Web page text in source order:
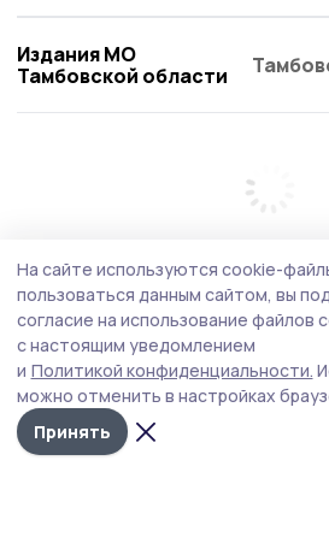
Издания МО
Тамбовской области
На сайте используются cookie-
пользоваться данным сайтом, вы
согласие на использование файлов
с настоящим уведомлением
и Политикой конфиденциальности.
можно отменить в настройках
Принять